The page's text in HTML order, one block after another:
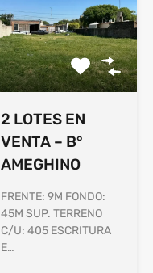
2 LOTES EN
VENTA – B°
AMEGHINO
FRENTE: 9M FONDO:
45M SUP. TERRENO
C/U: 405 ESCRITURA
E…